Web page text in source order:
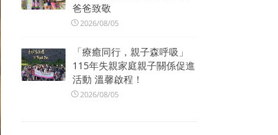
爸爸致敬
2026/08/05
「療癒同行，親子森呼吸」
115年失親家庭親子關係促進
活動 溫馨啟程！
2026/08/05